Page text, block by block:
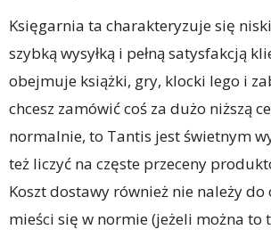
Księgarnia ta charakteryzuje się
szybką wysyłką i pełną satysfakcją
obejmuje książki, gry, klocki lego i
chcesz zamówić coś za dużo niższą
normalnie, to Tantis jest świetnym
też liczyć na częste przeceny
Koszt dostawy również nie należy
mieści się w normie (jeżeli można to